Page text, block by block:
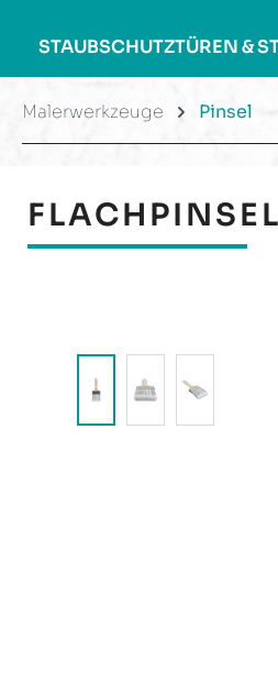
STAUBSCHUTZTÜREN &
Malerwerkzeuge Pinsel